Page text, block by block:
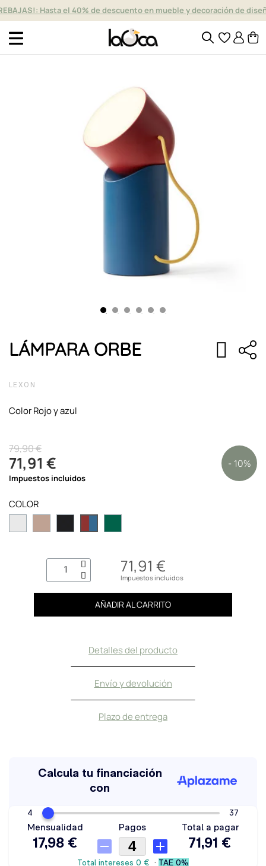
Hasta el 40% de descuento en mueble y decoración de
LÁMPARA ORBE
LEXON
Color Rojo y azul
79,90 €
71,91 € - 10%
Impuestos incluidos
COLOR
71,91 €
Impuestos incluidos
AÑADIR AL CARRITO
Detalles del producto
Envío y devolución
Plazo de entrega